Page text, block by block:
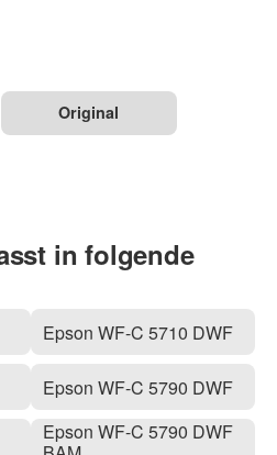
Original
in folgende
Epson WF-C 5710 DWF
Epson WF-C 5790 DWF
Epson WF-C 5790 DWF